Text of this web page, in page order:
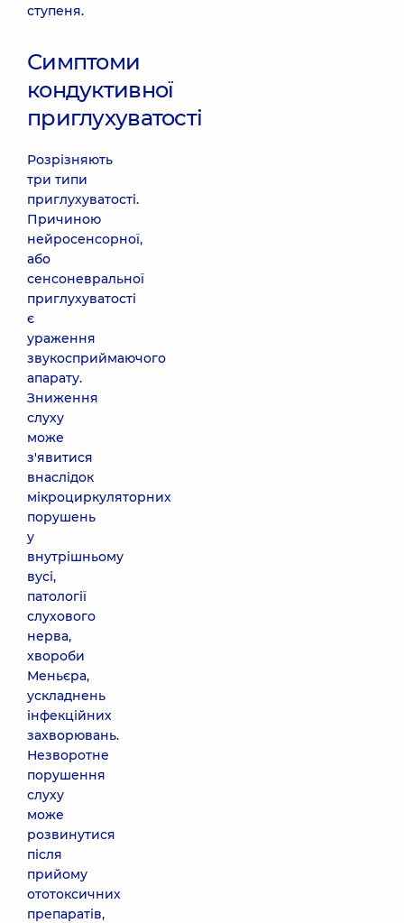
ступеня.
Симптоми
кондуктивної
приглухуватості
Розрізняють
три типи
приглухуватості.
Причиною
нейросенсорної,
або
сенсоневральної
приглухуватості
є
ураження
звукосприймаючого
апарату.
Зниження
слуху
може
з'явитися
внаслідок
мікроциркуляторних
порушень
у
внутрішньому
вусі,
патології
слухового
нерва,
хвороби
Меньєра,
ускладнень
інфекційних
захворювань.
Незворотне
порушення
слуху
може
розвинутися
після
прийому
ототоксичних
препаратів,